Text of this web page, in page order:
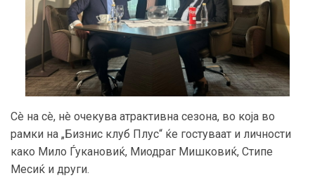
Сè на сè, нè очекува атрактивна сезона, во која во
рамки на „Бизнис клуб Плус“ ќе гостуваат и личности
како Мило Ѓукановиќ, Миодраг Мишковиќ, Стипе
Месиќ и други.